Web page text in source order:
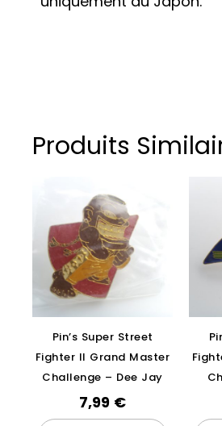
Produits
Pin’s Super Street
Fighter II Grand Master
Challenge – Dee Jay
7,99 €